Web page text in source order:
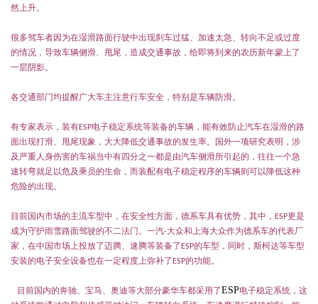
然上升。
很多驾车者因为在湿滑路面行驶中出现刹车过猛、加速太急、转向不足或过度
的情况，导致车辆侧滑、甩尾，造成交通事故，给即将到来的农历新年蒙上了
一层阴影。
各交通部门均提醒广大车主注意行车安全，特别是车辆防滑。
有专家表示，装有ESP电子稳定系统等装备的车辆，能有效防止汽车在湿滑的路
面出现打滑、甩尾现象，大大降低交通事故的发生率。国外一项研究表明，涉
及严重人身伤害的车祸当中有四分之一都是由汽车侧滑所引起的，往往一个急
速转弯就足以危及乘员的生命，而装配有电子稳定程序的车辆则可以降低这种
危险的出现。
目前国内市场的主流车型中，在安全性方面，德系车具有优势，其中， ESP更是
成为守护雨雪路面驾驶的不二法门。一汽-大众和上海大众作为德系车的代表厂
家，在中国市场上投放了迈腾、速腾等装备了 ESP的车型，同时，斯柯达等车型
安装的电子安全设备也在一定程度上弥补了 ESP的功能。
目前国内的奔驰、宝马、奥迪等大部分豪华车都采用了ESP电子稳定系统，这